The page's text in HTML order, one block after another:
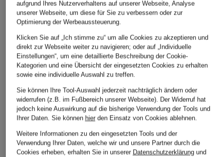
255 € Bestpreis:152,99 €
Ursprünglich:229,99 €
ÄHNLICHE ARTIKEL ENTDECKEN
aufgrund Ihres Nutzerverhaltens auf unserer Webseite, Analyse
unserer Webseite, um diese für Sie zu verbessern oder zur
Optimierung der Werbeaussteuerung.
Klicken Sie auf „Ich stimme zu“ um alle Cookies zu akzeptieren und
direkt zur Webseite weiter zu navigieren; oder auf „Individuelle
Einstellungen“, um eine detaillierte Beschreibung der Cookie-
Kategorien und eine Übersicht der eingesetzten Cookies zu erhalten
sowie eine individuelle Auswahl zu treffen.
Sie können Ihre Tool-Auswahl jederzeit nachträglich ändern oder
widerrufen (z.B. im Fußbereich unserer Webseite). Der Widerruf hat
jedoch keine Auswirkung auf die bisherige Verwendung der Tools und
Ihrer Daten. Sie können hierden Einsatz von Cookies ablehnen.
Weitere Informationen zu den eingesetzten Tools und der
Verwendung Ihrer Daten, welche wir und unsere Partner durch die
Cookies erheben, erhalten Sie in unserer Datenschutzerklärungund